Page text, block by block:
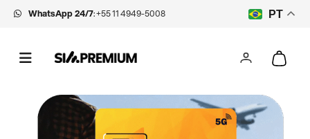
WhatsApp 24/7:+55 11 4949-5008 PT